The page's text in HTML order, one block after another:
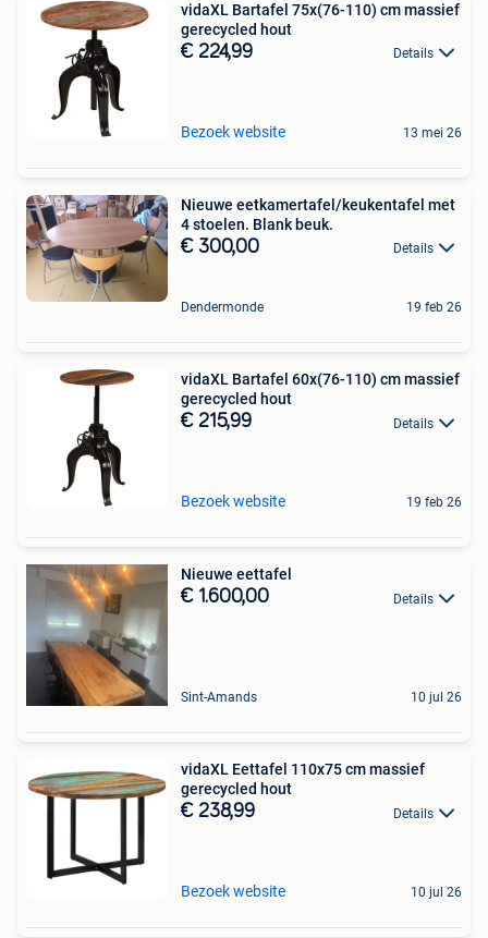
vidaXL Bartafel 75x(76-110) cm massief
gerecycled hout
€ 224,99 Details
Bezoek website 13 mei 26
Nieuwe eetkamertafel/keukentafel met
4 stoelen. Blank beuk.
€ 300,00 Details
Dendermonde 19 feb 26
vidaXL Bartafel 60x(76-110) cm massief
gerecycled hout
€ 215,99 Details
Bezoek website 19 feb 26
Nieuwe eettafel
€ 1.600,00 Details
Sint-Amands 10 jul 26
vidaXL Eettafel 110x75 cm massief
gerecycled hout
€ 238,99 Details
Bezoek website 10 jul 26